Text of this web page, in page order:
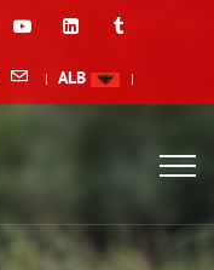
| ALB |